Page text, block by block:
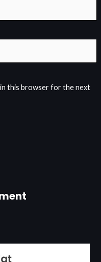
in this browser for the next